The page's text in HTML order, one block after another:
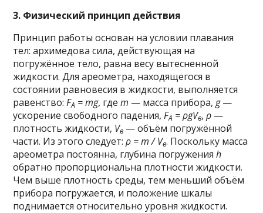
3. Физический принцип действия
Принцип работы основан на условии плавания
тел: архимедова сила, действующая на
погружённое тело, равна весу вытесненной
жидкости. Для ареометра, находящегося в
состоянии равновесия в жидкости, выполняется
равенство:FA = mg, гдеm — масса прибора,g—
ускорение свободного падения,FA = ρgVв,ρ —
плотность жидкости, Vв — объём погружённой
части. Из этого следует:ρ = m / Vв. Поскольку масса
ареометра постоянна, глубина погруженияh
обратно пропорциональна плотности жидкости.
Чем выше плотность среды, тем меньший объём
прибора погружается, и положение шкалы
поднимается относительно уровня жидкости.